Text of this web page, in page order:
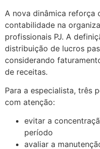
A nova dinâmica reforça
contabilidade na
profissionais PJ. A
distribuição de lucros
considerando
de receitas.
Para a especialista, três
com atenção:
evitar a
período
avaliar a